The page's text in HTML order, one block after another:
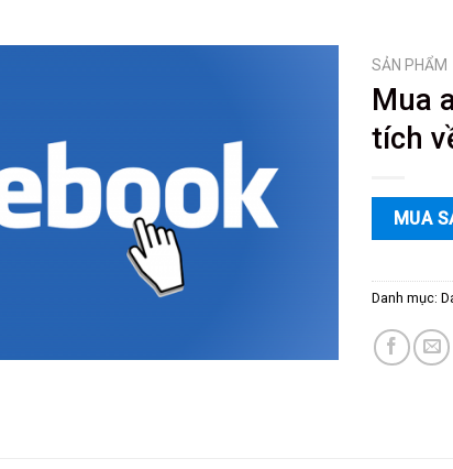
SẢN PHẨM
Mua
tích
MUA
Danh mục: